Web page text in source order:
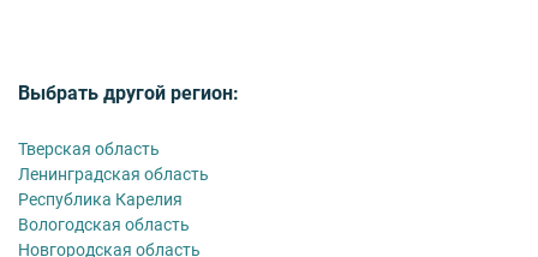
Выбрать другой регион:
Тверская область
Ленинградская область
Республика Карелия
Вологодская область
Новгородская область